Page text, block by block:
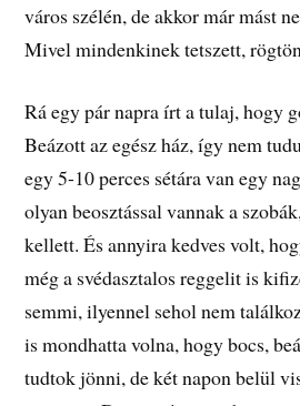
város szélén, de akkor már mást
Mivel mindenkinek tetszett,
Rá egy pár napra írt a tulaj, hogy
Beázott az egész ház, így nem
egy 5-10 perces sétára van egy
olyan beosztással vannak a
kellett. És annyira kedves volt,
még a svédasztalos reggelit is
semmi, ilyennel sehol nem
is mondhatta volna, hogy bocs,
tudtok jönni, de két napon belül